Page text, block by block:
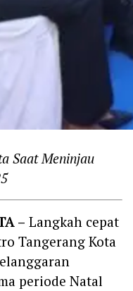
Saat Meninjau
– Langkah cepat
Tangerang Kota
periode Natal